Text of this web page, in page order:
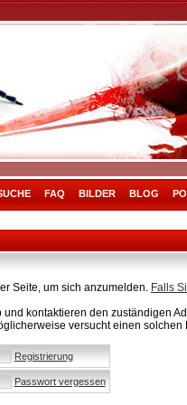
FAQ BILDER BLOG
Seite, um sich anzumelden. Falls
kontaktieren den zuständigen
versucht einen solchen
Registrierung
Passwort vergessen